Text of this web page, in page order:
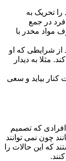
تحریک به
در جمع
مواد مخدر با
از شرایطی که او
مثلا به دیدار
کنار بیاید و سعی
که تصمیم
چون نمی توانند
که این حالات را